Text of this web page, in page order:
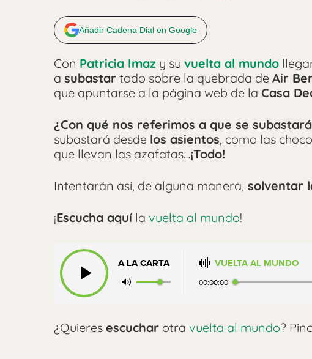
Añadir Cadena Dial en Google
Con Patricia Imaz y su vuelta al mundo
a subastar todo sobre la quebrada de Air
que apuntarse a la página web de la Casa
¿Con qué nos referimos a que se
subastará desde los asientos, como las
que llevan las azafatas…¡Todo!
Intentarán así, de alguna manera, solventar
¡Escucha aquíla vuelta al mundo!
A LA CARTA VUELTA AL MUNDO
00:00:00
¿Quieres escuchar otra vuelta al mundo?